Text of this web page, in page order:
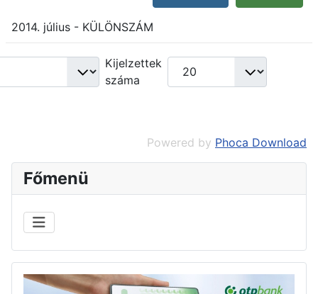
Főmenü
2014. július - KÜLÖNSZÁM
Kijelzettek
száma
Powered by Phoca Download